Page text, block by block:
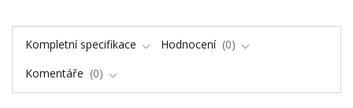
Kompletní specifikace Hodnocení
0
Komentáře
0